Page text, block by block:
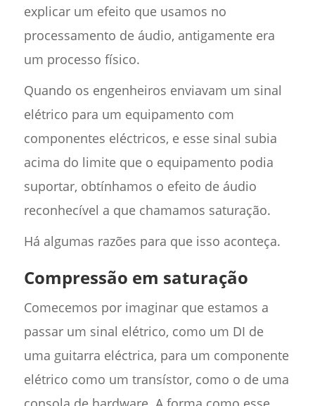
explicar um efeito que usamos no
processamento de áudio, antigamente era
um processo físico.
Quando os engenheiros enviavam um sinal
elétrico para um equipamento com
componentes eléctricos, e esse sinal subia
acima do limite que o equipamento podia
suportar, obtínhamos o efeito de áudio
reconhecível a que chamamos saturação.
Há algumas razões para que isso aconteça.
Compressão em saturação
Comecemos por imaginar que estamos a
passar um sinal elétrico, como um DI de
uma guitarra eléctrica, para um componente
elétrico como um transístor, como o de uma